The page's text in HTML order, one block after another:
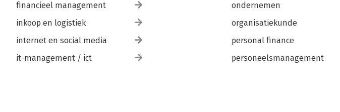
financieel management
inkoop en logistiek
internet en social media
it-management / ict
ondernemen
organisatiekunde
personal finance
personeelsmanagement